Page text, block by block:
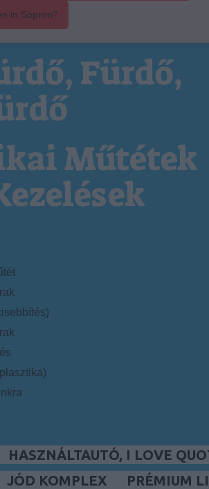
in Sopron?
Fürdő,
Műtétek
HASZNÁLTAUTÓ, I LOVE
JÓD KOMPLEX
PRÉMIUM